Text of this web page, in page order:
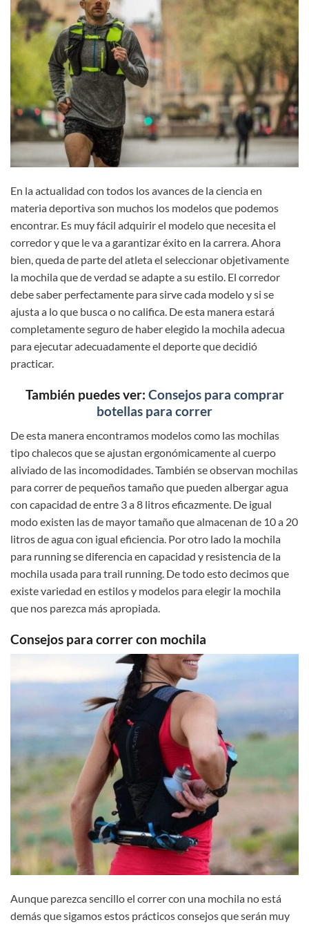
En la actualidad con todos los avances de la ciencia en
materia deportiva son muchos los modelos que podemos
encontrar. Es muy fácil adquirir el modelo que necesita el
corredor y que le va a garantizar éxito en la carrera. Ahora
bien, queda de parte del atleta el seleccionar objetivamente
la mochila que de verdad se adapte a su estilo. El corredor
debe saber perfectamente para sirve cada modelo y si se
ajusta a lo que busca o no califica. De esta manera estará
completamente seguro de haber elegido la mochila adecua
para ejecutar adecuadamente el deporte que decidió
practicar.
También puedes ver: Consejos para comprar
botellas para correr
De esta manera encontramos modelos como las mochilas
tipo chalecos que se ajustan ergonómicamente al cuerpo
aliviado de las incomodidades. También se observan mochilas
para correr de pequeños tamaño que pueden albergar agua
con capacidad de entre 3 a 8 litros eficazmente. De igual
modo existen las de mayor tamaño que almacenan de 10 a 20
litros de agua con igual eficiencia. Por otro lado la mochila
para running se diferencia en capacidad y resistencia de la
mochila usada para trail running. De todo esto decimos que
existe variedad en estilos y modelos para elegir la mochila
que nos parezca más apropiada.
Consejos para correr con mochila
Aunque parezca sencillo el correr con una mochila no está
demás que sigamos estos prácticos consejos que serán muy